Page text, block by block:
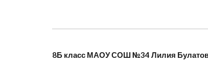
8Б класс МАОУ СОШ №34 Лилия